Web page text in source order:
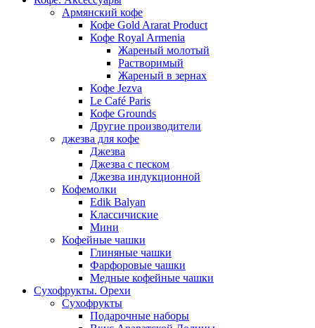
Армянский кофе
Кофе Gold Ararat Product
Кофе Royal Armenia
Жареный молотый
Растворимый
Жареный в зернах
Кофе Jezva
Le Café Paris
Кофе Grounds
Другие производители
джезва для кофе
Джезва
Джезва с песком
Джезва индукционной
Кофемолки
Edik Balyan
Классичиские
Мини
Кофейные чашки
Глиняные чашки
Фарфоровые чашки
Медные кофейные чашки
Сухофрукты. Орехи
Сухофрукты
Подарочные наборы